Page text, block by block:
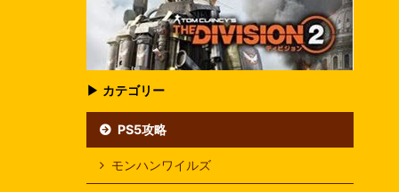
▶ カテゴリー
PS5攻略
モンハンワイルズ